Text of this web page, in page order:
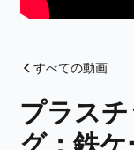
すべての動画
プラス